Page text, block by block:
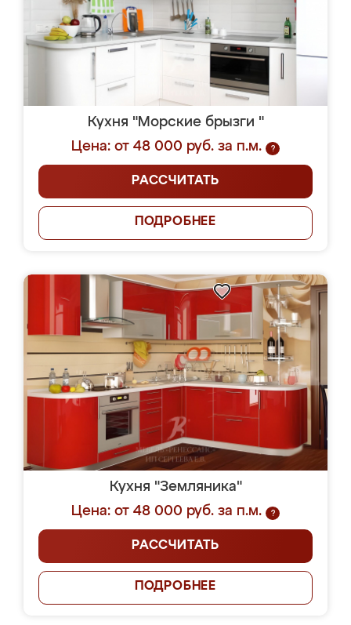
Кухня "Морские брызги "
Цена: от 48 000 руб. за п.м.
?
РАССЧИТАТЬ
ПОДРОБНЕЕ
Кухня "Земляника"
Цена: от 48 000 руб. за п.м.
?
РАССЧИТАТЬ
ПОДРОБНЕЕ